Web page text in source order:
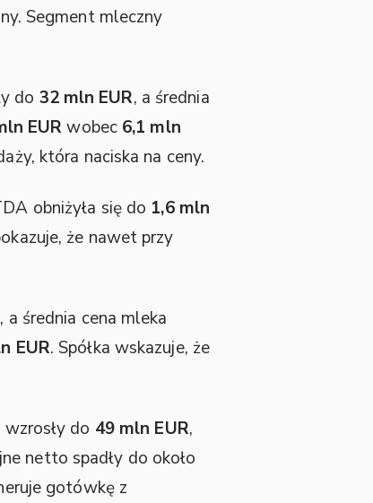
Segment mleczny
do 32 mln EUR, a średnia
EUR wobec 6,1 mln
która naciska na ceny.
obniżyła się do 1,6 mln
że nawet przy
, a średnia cena mleka
EUR. Spółka wskazuje, że
do 49 mln EUR,
netto spadły do około
gotówkę z